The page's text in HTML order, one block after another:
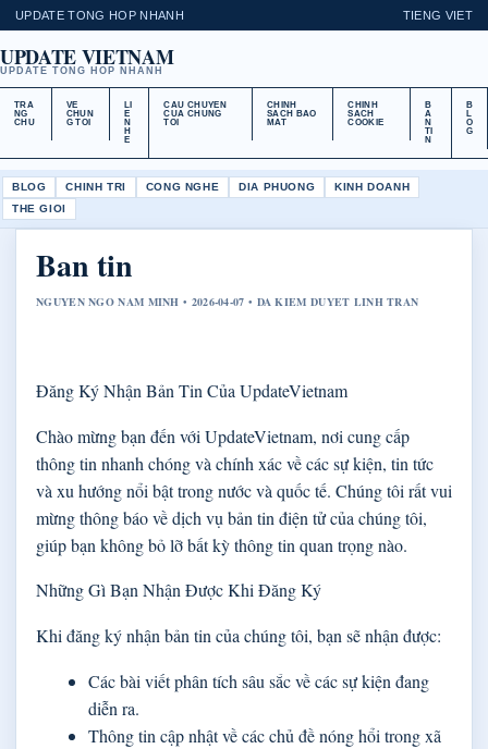
UPDATE TONG HOP NHANH TIENG VIET
UPDATE VIETNAM
UPDATE TONG HOP NHANH
TRA
NG
CHU
VE
CHUN
G TOI
LI
E
N
H
E
CAU CHUYEN
CUA CHUNG
TOI
CHINH
SACH BAO
MAT
CHINH
SACH
COOKIE
B
A
N
TI
N
B
L
O
G
BLOG CHINH TRI CONG NGHE DIA PHUONG
KINH DOANH
THE GIOI
Ban tin
NGUYEN NGO NAM MINH • 2026-04-07 • DA KIEM DUYET LINH TRAN
Đăng Ký Nhận Bản Tin Của UpdateVietnam
Chào mừng bạn đến với UpdateVietnam, nơi cung cấp
thông tin nhanh chóng và chính xác về các sự kiện, tin tức
và xu hướng nổi bật trong nước và quốc tế. Chúng tôi rất vui
mừng thông báo về dịch vụ bản tin điện tử của chúng tôi,
giúp bạn không bỏ lỡ bất kỳ thông tin quan trọng nào.
Những Gì Bạn Nhận Được Khi Đăng Ký
Khi đăng ký nhận bản tin của chúng tôi, bạn sẽ nhận được:
Các bài viết phân tích sâu sắc về các sự kiện đang
diễn ra.
Thông tin cập nhật về các chủ đề nóng hổi trong xã